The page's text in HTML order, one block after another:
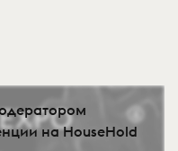
на HouseHold